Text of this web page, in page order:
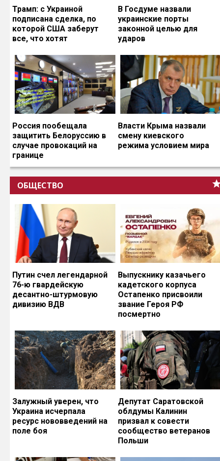
Трамп: с Украиной
подписана сделка, по
которой США заберут
все, что хотят
В Госдуме назвали
украинские порты
законной целью для
ударов
Россия пообещала
защитить Белоруссию в
случае провокаций на
границе
Власти Крыма назвали
смену киевского
режима условием мира
ОБЩЕСТВО
Путин счел легендарной
76-ю гвардейскую
десантно-штурмовую
дивизию ВДВ
Выпускнику казачьего
кадетского корпуса
Остапенко присвоили
звание Героя РФ
посмертно
Залужный уверен, что
Украина исчерпала
ресурс нововведений на
поле боя
Депутат Саратовской
облдумы Калинин
призвал к совести
сообщество ветеранов
Польши